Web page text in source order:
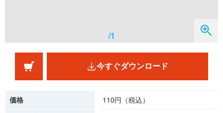
/1
今すぐダウンロード
価格
110円（税込）